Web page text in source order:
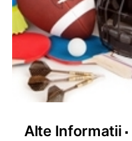
Alte Informatii